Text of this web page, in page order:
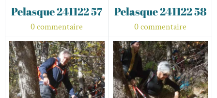
Pelasque 241122 57
0 commentaire
Pelasque 241122 58
0 commentaire